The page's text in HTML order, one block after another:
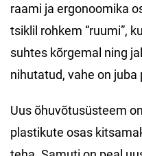
raami ja ergonoomika
tsiklil rohkem “ruumi”,
suhtes kõrgemal ning
nihutatud, vahe on
Uus õhuvõtusüsteem
plastikute osas